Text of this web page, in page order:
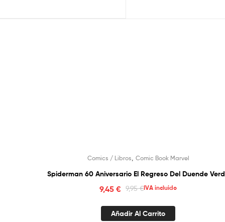
Comics / Libros Comic Book Marvel
Spiderman 60 Aniversario El Regreso Del Duende
9,95€
9,45 € IVA incluido
Añadir Al Carrito